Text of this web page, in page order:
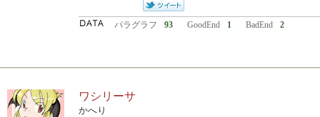
パラグラフ 93 GoodEnd 1 BadEnd 2
ワシリーサ
かへり